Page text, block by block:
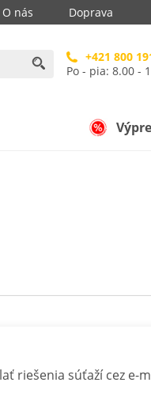
O nás Doprava
+421 800
Po - pia: 8.00 -
riešenia súťaží cez e-